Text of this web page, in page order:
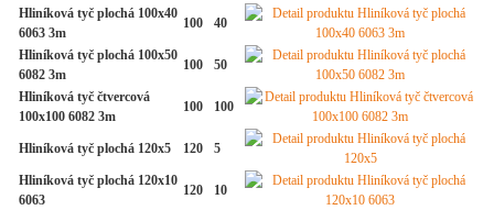
Hliníková tyč plochá 100x40
6063 3m
100 40
Hliníková tyč plochá 100x50
6082 3m
100 50
Hliníková tyč čtvercová
100x100 6082 3m
100 100
Hliníková tyč plochá 120x5 120 5
Hliníková tyč plochá 120x10
6063
120 10